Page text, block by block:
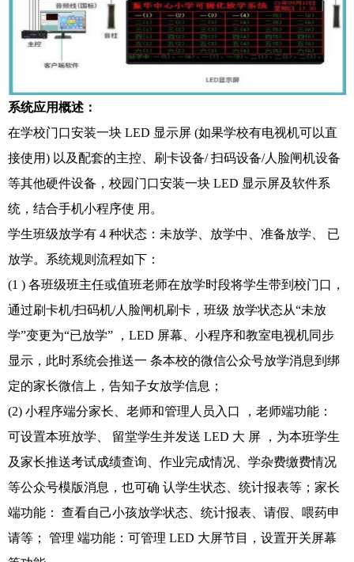
系统应用概述：
在学校门口安装一块 LED 显示屏 (如果学校有电视机可以直
接使用) 以及配套的主控、刷卡设备/ 扫码设备/人脸闸机设备
等其他硬件设备，校园门口安装一块 LED 显示屏及软件系
统，结合手机小程序使 用。
学生班级放学有 4 种状态：未放学、放学中、准备放学、 已
放学。系统规则流程如下：
(1 ) 各班级班主任或值班老师在放学时段将学生带到校门口，
通过刷卡机/扫码机/人脸闸机刷卡，班级 放学状态从“未放
学”变更为“已放学” ，LED 屏幕、小程序和教室电视机同步
显示，此时系统会推送一 条本校的微信公众号放学消息到绑
定的家长微信上，告知子女放学信息；
(2) 小程序端分家长、老师和管理人员入口 ，老师端功能：
可设置本班放学、 留堂学生并发送 LED 大 屏 ，为本班学生
及家长推送考试成绩查询、作业完成情况、学杂费缴费情况
等公众号模版消息，也可确 认学生状态、统计报表等；家长
端功能： 查看自己小孩放学状态、统计报表、请假、喂药申
请等； 管理 端功能：可管理 LED 大屏节目，设置开关屏幕